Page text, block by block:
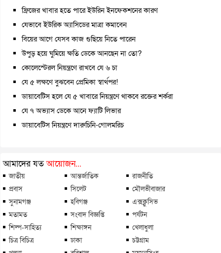
ফ্রিজের খাবার হতে পারে ইউরিন ইনফেকশনের কারণ
যেভাবে ইউরিক অ্যাসিডের মাত্রা কমাবেন
বিয়ের আগে যেসব কাজ গুছিয়ে নিতে পারেন
উপুড় হয়ে ঘুমিয়ে ক্ষতি ডেকে আনছেন না তো?
কোলেস্টেরল নিয়ন্ত্রণে রাখবে যে ৬ চা
যে ৫ লক্ষণে বুঝবেন প্রেমিকা স্বার্থপর!
ডায়াবেটিস হলে যে ৫ খাবারে নিয়ন্ত্রণে থাকবে রক্তের শর্করা
যে ৭ অভ্যাস ডেকে আনে ফ্যাটি লিভার
ডায়াবেটিস নিয়ন্ত্রণে দারুচিনি-গোলমরিচ
আমাদের যতআয়োজন...
জাতীয় আন্তর্জাতিক
রাজনীতি
প্রবাস
সিলেট
মৌলভীবাজার
সুনামগঞ্জ
হবিগঞ্জ
এক্সক্লুসিভ
মতামত
সংবাদ বিজ্ঞপ্তি
পর্যটন
শিল্প-সাহিত্য
শিক্ষাঙ্গন
খেলাধুলা
চিত্র বিচিত্র
ঢাকা
চট্টগ্রাম